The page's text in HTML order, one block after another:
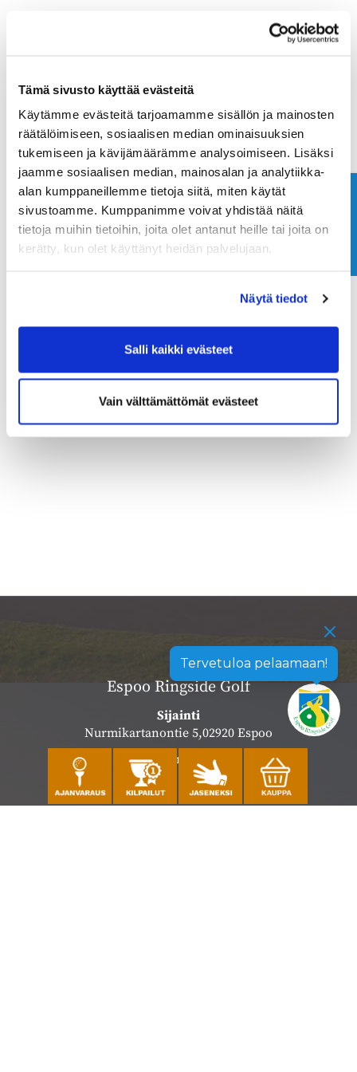
Tämä sivusto käyttää evästeitä
Käytämme evästeitä tarjoamamme sisällön ja mainosten
räätälöimiseen, sosiaalisen median ominaisuuksien
tukemiseen ja kävijämäärämme analysoimiseen. Lisäksi
jaamme sosiaalisen median, mainosalan ja analytiikka-
alan kumppaneillemme tietoja siitä, miten käytät
sivustoamme. Kumppanimme voivat yhdistää näitä
tietoja muihin tietoihin, joita olet antanut heille tai joita on
kerätty, kun olet käyttänyt heidän palvelujaan.
Näytä tiedot
Salli kaikki evästeet
Vain välttämättömät evästeet
Tervetuloa pelaamaan!
Espoo Ringside Golf
Sijainti
Nurmikartanontie 5,02920 Espoo
Katso sijainti kartalla